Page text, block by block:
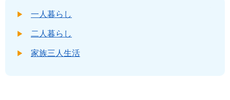
一人暮らし
二人暮らし
家族三人生活